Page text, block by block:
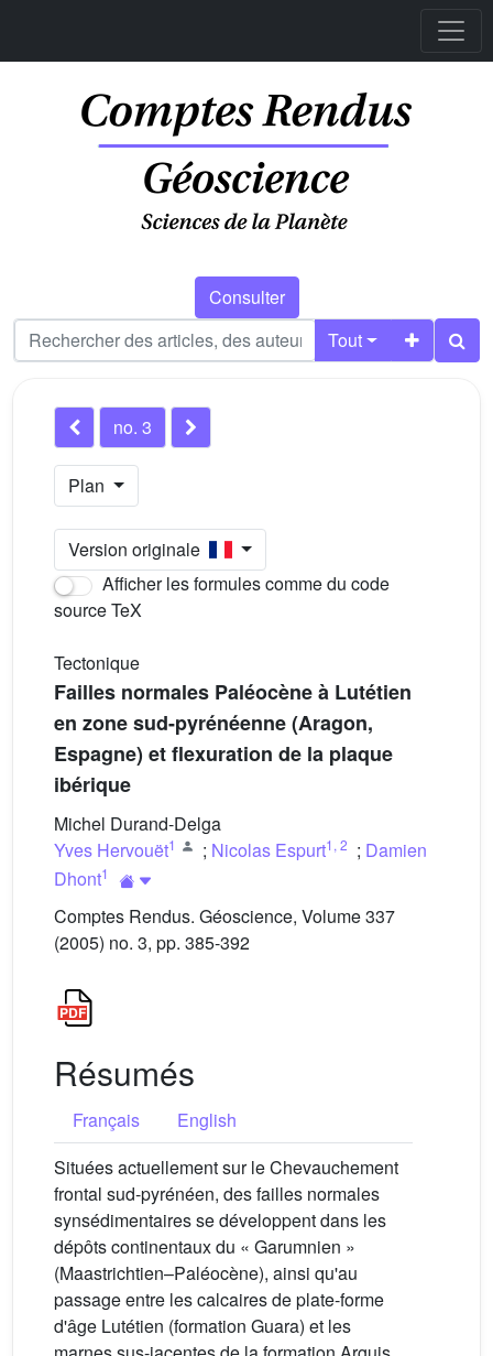
Consulter
Tout
no. 3
Plan
Version originale
Afficher les formules comme du code
source TeX
Tectonique
Failles normales Paléocène à Lutétien
en zone sud-pyrénéenne (Aragon,
Espagne) et flexuration de la plaque
ibérique
Michel Durand-Delga
Yves Hervouët1 ; Nicolas Espurt1 , 2 ; Damien
Dhont1
Comptes Rendus. Géoscience, Volume 337
(2005) no. 3, pp. 385-392
Résumés
Français
English
Situées actuellement sur le Chevauchement
frontal sud-pyrénéen, des failles normales
synsédimentaires se développent dans les
dépôts continentaux du « Garumnien »
(Maastrichtien–Paléocène), ainsi qu'au
passage entre les calcaires de plate-forme
d'âge Lutétien (formation Guara) et les